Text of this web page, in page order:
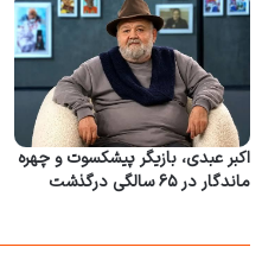
اکبر عبدی، بازیگر پیشکسوت و چهره
ماندگار در ۶۵ سالگی درگذشت